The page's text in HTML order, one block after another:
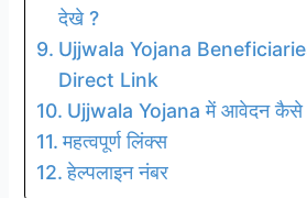
देखे ?
Ujjwala Yojana
Direct Link
Ujjwala Yojana में आवेदन कैसे
महत्वपूर्ण लिंक्स
हेल्पलाइन नंबर